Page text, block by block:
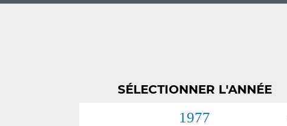
SÉLECTIONNER L'ANNÉE
1977